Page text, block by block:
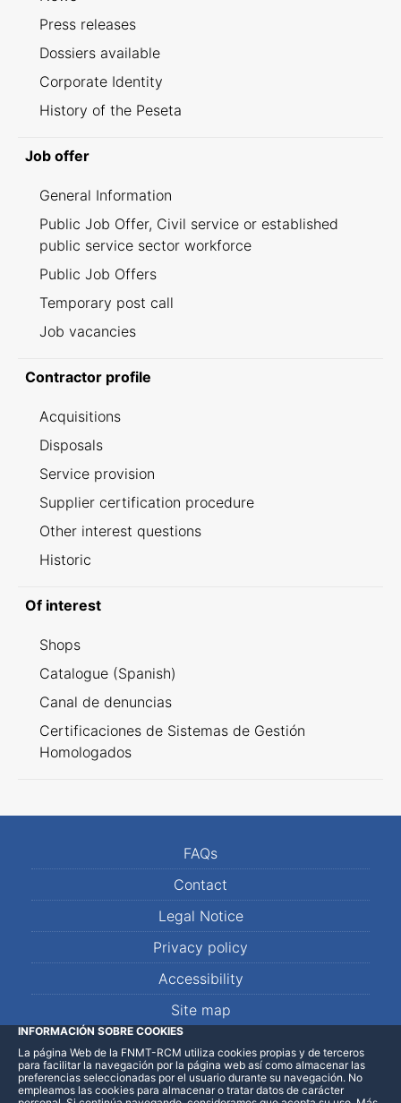
Press releases
Dossiers available
Corporate Identity
History of the Peseta
Job offer
General Information
Public Job Offer, Civil service or established
public service sector workforce
Public Job Offers
Temporary post call
Job vacancies
Contractor profile
Acquisitions
Disposals
Service provision
Supplier certification procedure
Other interest questions
Historic
Of interest
Shops
Catalogue (Spanish)
Canal de denuncias
Certificaciones de Sistemas de Gestión
Homologados
FAQs
Contact
Legal Notice
Privacy policy
Accessibility
Site map
LinkedInFacebookWhatsApp
INFORMACIÓN SOBRE COOKIES
La página Web de la FNMT-RCM utiliza cookies propias y de terceros
para facilitar la navegación por la página web así como almacenar las
preferencias seleccionadas por el usuario durante su navegación. No
empleamos las cookies para almacenar o tratar datos de carácter